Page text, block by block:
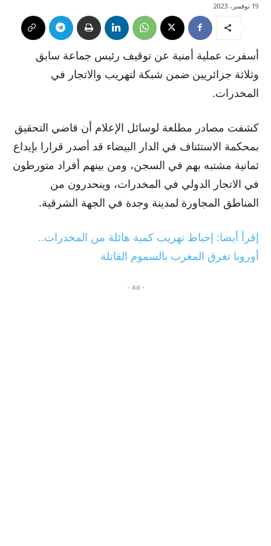
19 نوفمبر، 2023
أسفرت عملية أمنية عن توقيف رئيس جماعة سابق
وثلاثة جزائريين ضمن شبكة لتهريب والاتجار في
المخدرات.
كشفت مصادر مطلعة لوسائل الإعلام أن قاضي التحقيق
بمحكمة الاستئناف في الدار البيضاء قد أصدر قرارا بإيداع
ثمانية مشتبه بهم في السجن، ومن بينهم أفراد متورطون
في الاتجار الدولي في المخدرات، وينحدرون من
المناطق المجاورة لمدينة وجدة في الجهة الشرقية.
إقرأ أيضا: إحباط تهريب كمية هائلة من المخدرات..
أوروبا تغرق المغرب بالسموم القاتلة
- Ad -